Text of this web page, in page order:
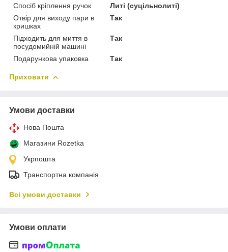
Спосіб кріплення ручок
Литі (суцільнолиті)
Отвір для виходу пари в
кришках
Так
Підходить для миття в
посудомийній машині
Так
Подарункова упаковка Так
Приховати
Умови доставки
Нова Пошта
Магазини Rozetka
Укрпошта
Транспортна компанія
Всі умови доставки
Умови оплати